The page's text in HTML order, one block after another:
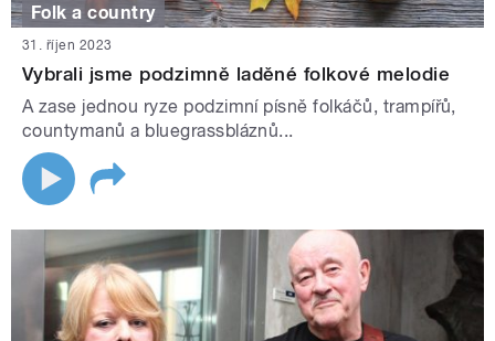
Folk a country
31. říjen 2023
Vybrali jsme podzimně laděné folkové melodie
A zase jednou ryze podzimní písně folkáčů, trampířů,
countymanů a bluegrassbláznů...